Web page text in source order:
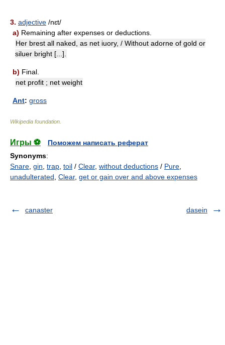
3. adjective /nɛt/
a) Remaining after expenses or deductions.
Her brest all naked, as net iuory, / Without adorne of gold or
siluer bright [...].
b) Final.
net profit ; net weight
Ant: gross
Wikipedia foundation
Игры ⚽
Поможем написать реферат
Synonyms:
Snare gin trap toil / Clear, without deductions / Pure
unadulterated Clear, get or gain over and above expenses
canaster dasein